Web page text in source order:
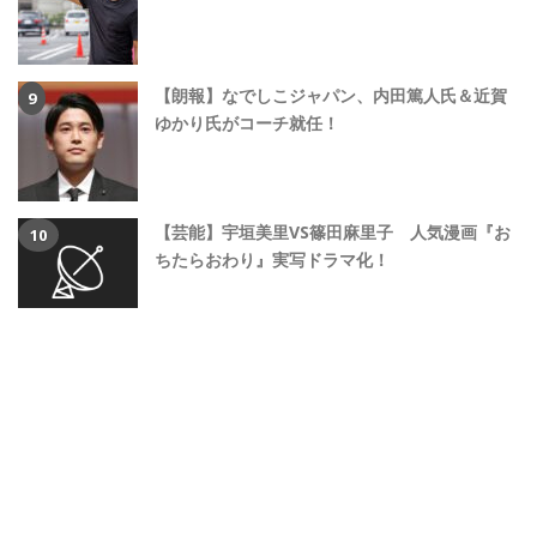
【朗報】なでしこジャパン、内田篤人氏＆近賀
ゆかり氏がコーチ就任！
【芸能】宇垣美里VS篠田麻里子 人気漫画『お
ちたらおわり』実写ドラマ化！